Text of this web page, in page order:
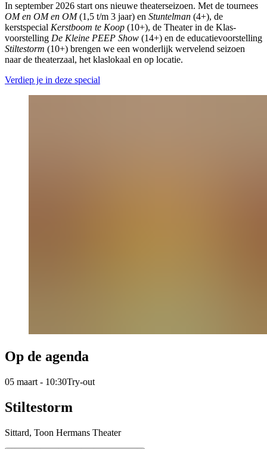
In september 2026 start ons nieuwe theaterseizoen. Met de tournees
OM en OM en OM(1,5 t/m 3 jaar) en Stuntelman (4+), de
kerstspecial Kerstboom te Koop (10+), de Theater in de Klas-
voorstelling De Kleine PEEP Show (14+) en de educatievoorstelling
Stiltestorm (10+) brengen we een wonderlijk wervelend seizoen
naar de theaterzaal, het klaslokaal en op locatie.
Verdiep je in deze special
Op de agenda
05 maart - 10:30Try-out
Stiltestorm
Sittard, Toon Hermans Theater